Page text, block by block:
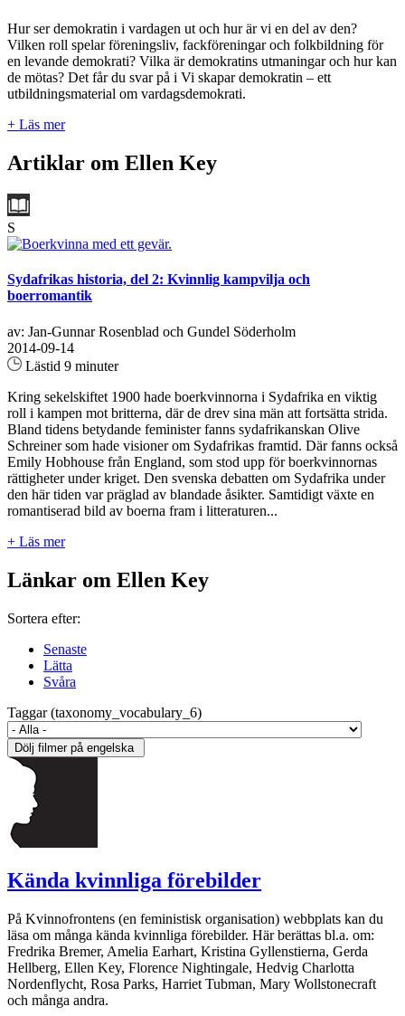
Hur ser demokratin i vardagen ut och hur är vi en del av den?
Vilken roll spelar föreningsliv, fackföreningar och folkbildning för
en levande demokrati? Vilka är demokratins utmaningar och hur kan
de mötas? Det får du svar på i Vi skapar demokratin – ett
utbildningsmaterial om vardagsdemokrati.
+ Läs mer
Artiklar om Ellen Key
S
Sydafrikas historia, del 2: Kvinnlig kampvilja och
boerromantik
av: Jan-Gunnar Rosenblad och Gundel Söderholm
2014-09-14
Lästid 9 minuter
Kring sekelskiftet 1900 hade boerkvinnorna i Sydafrika en viktig
roll i kampen mot britterna, där de drev sina män att fortsätta strida.
Bland tidens betydande feminister fanns sydafrikanskan Olive
Schreiner som hade visioner om Sydafrikas framtid. Där fanns också
Emily Hobhouse från England, som stod upp för boerkvinnornas
rättigheter under kriget. Den svenska debatten om Sydafrika under
den här tiden var präglad av blandade åsikter. Samtidigt växte en
romantiserad bild av boerna fram i litteraturen...
+ Läs mer
Länkar om Ellen Key
Sortera efter:
Senaste
Lätta
Svåra
Taggar (taxonomy_vocabulary_6)
Kända kvinnliga förebilder
På Kvinnofrontens (en feministisk organisation) webbplats kan du
läsa om många kända kvinnliga förebilder. Här berättas bl.a. om:
Fredrika Bremer, Amelia Earhart, Kristina Gyllenstierna, Gerda
Hellberg, Ellen Key, Florence Nightingale, Hedvig Charlotta
Nordenflycht, Rosa Parks, Harriet Tubman, Mary Wollstonecraft
och många andra.